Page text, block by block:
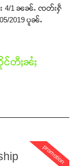
း 4/1 ၼၼ်ႉ ၸတ်းႁဵ
2019 ပူၼ်ႉ
င်တီႈၼႆႈ
promotion